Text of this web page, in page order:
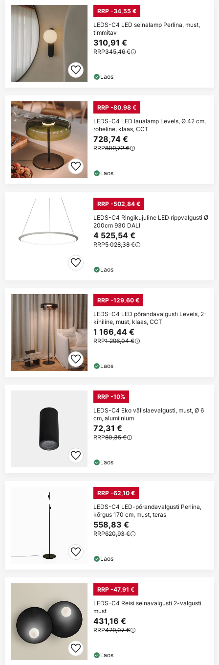
RRP -34,55 €
LEDS-C4 LED seinalamp Perlina, must,
timmitav
310,91 €
RRP345,46 €
Laos
RRP -80,98 €
LEDS-C4 LED laualamp Levels, Ø 42 cm,
roheline, klaas, CCT
728,74 €
RRP809,72 €
Laos
RRP -502,84 €
LEDS-C4 Ringikujuline LED rippvalgusti Ø
200cm 930 DALI
4 525,54 €
RRP5 028,38 €
Laos
RRP -129,60 €
LEDS-C4 LED põrandavalgusti Levels, 2-
kihiline, must, klaas, CCT
1 166,44 €
RRP1 296,04 €
Laos
RRP -10%
LEDS-C4 Eko välislaevalgusti, must, Ø 6
cm, alumiinium
72,31 €
RRP80,35 €
Laos
RRP -62,10 €
LEDS-C4 LED-põrandavalgusti Perlina,
kõrgus 170 cm, must, teras
558,83 €
RRP620,93 €
Laos
RRP -47,91 €
LEDS-C4 Reisi seinavalgusti 2-valgusti
must
431,16 €
RRP479,07 €
Laos